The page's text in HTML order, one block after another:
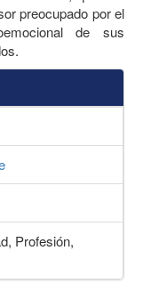
preocupado por el
de sus
Profesión,